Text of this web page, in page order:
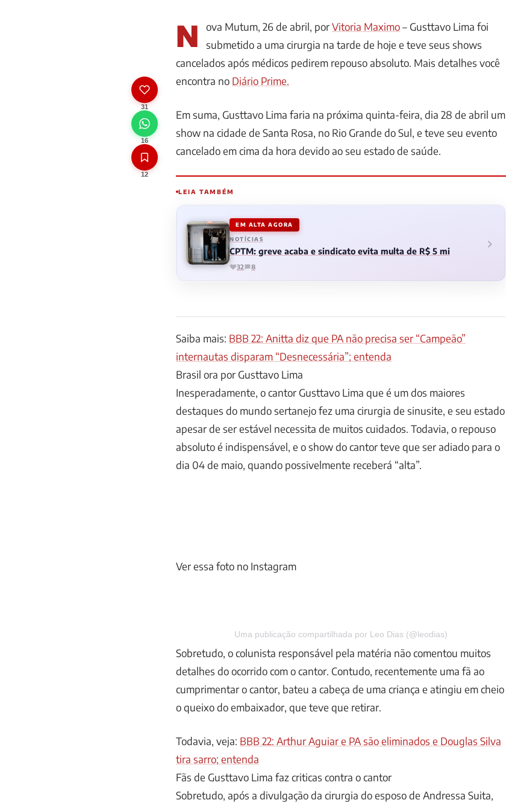
31
16
12
N ova Mutum, 26 de abril, porVitoria Maximo– Gusttavo Lima foi
submetido a uma cirurgia na tarde de hoje e teve seus shows
cancelados após médicos pedirem repouso absoluto. Mais detalhes você
encontra no Diário Prime.
Em suma, Gusttavo Lima faria na próxima quinta-feira, dia 28 de abril um
show na cidade de Santa Rosa, no Rio Grande do Sul, e teve seu evento
cancelado em cima da hora devido ao seu estado de saúde.
LEIA TAMBÉM
EM ALTA AGORA
NOTÍCIAS
CPTM: greve acaba e sindicato evita multa de R$ 5 mi
32 8
Saiba mais: BBB 22: Anitta diz que PA não precisa ser “Campeão”
internautas disparam “Desnecessária”; entenda
Brasil ora por Gusttavo Lima
Inesperadamente, o cantor Gusttavo Lima que é um dos maiores
destaques do mundo sertanejo fez uma cirurgia de sinusite, e seu estado
apesar de ser estável necessita de muitos cuidados. Todavia, o repouso
absoluto é indispensável, e o show do cantor teve que ser adiado para o
dia 04 de maio, quando possivelmente receberá “alta”.
Ver essa foto no Instagram
Uma publicação compartilhada por Leo Dias (@leodias)
Sobretudo, o colunista responsável pela matéria não comentou muitos
detalhes do ocorrido com o cantor. Contudo, recentemente uma fã ao
cumprimentar o cantor, bateu a cabeça de uma criança e atingiu em cheio
o queixo do embaixador, que teve que retirar.
Todavia, veja: BBB 22: Arthur Aguiar e PA são eliminados e Douglas Silva
tira sarro; entenda
Fãs de Gusttavo Lima faz criticas contra o cantor
Sobretudo, após a divulgação da cirurgia do esposo de Andressa Suita,